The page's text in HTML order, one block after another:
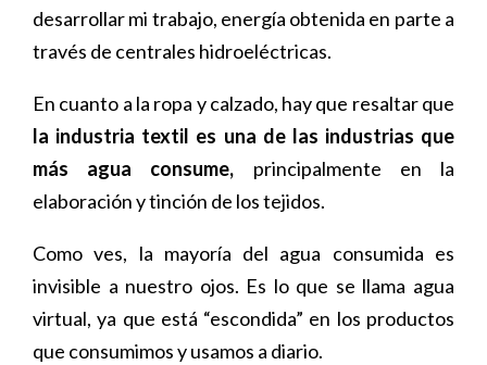
desarrollar mi trabajo, energía obtenida en parte a
través de centrales hidroeléctricas.
En cuanto a la ropa y calzado, hay que resaltar que
la industria textil es una de las industrias que
más agua consume, principalmente en la
elaboración y tinción de los tejidos.
Como ves, la mayoría del agua consumida es
invisible a nuestro ojos. Es lo que se llama agua
virtual, ya que está “escondida” en los productos
que consumimos y usamos a diario.